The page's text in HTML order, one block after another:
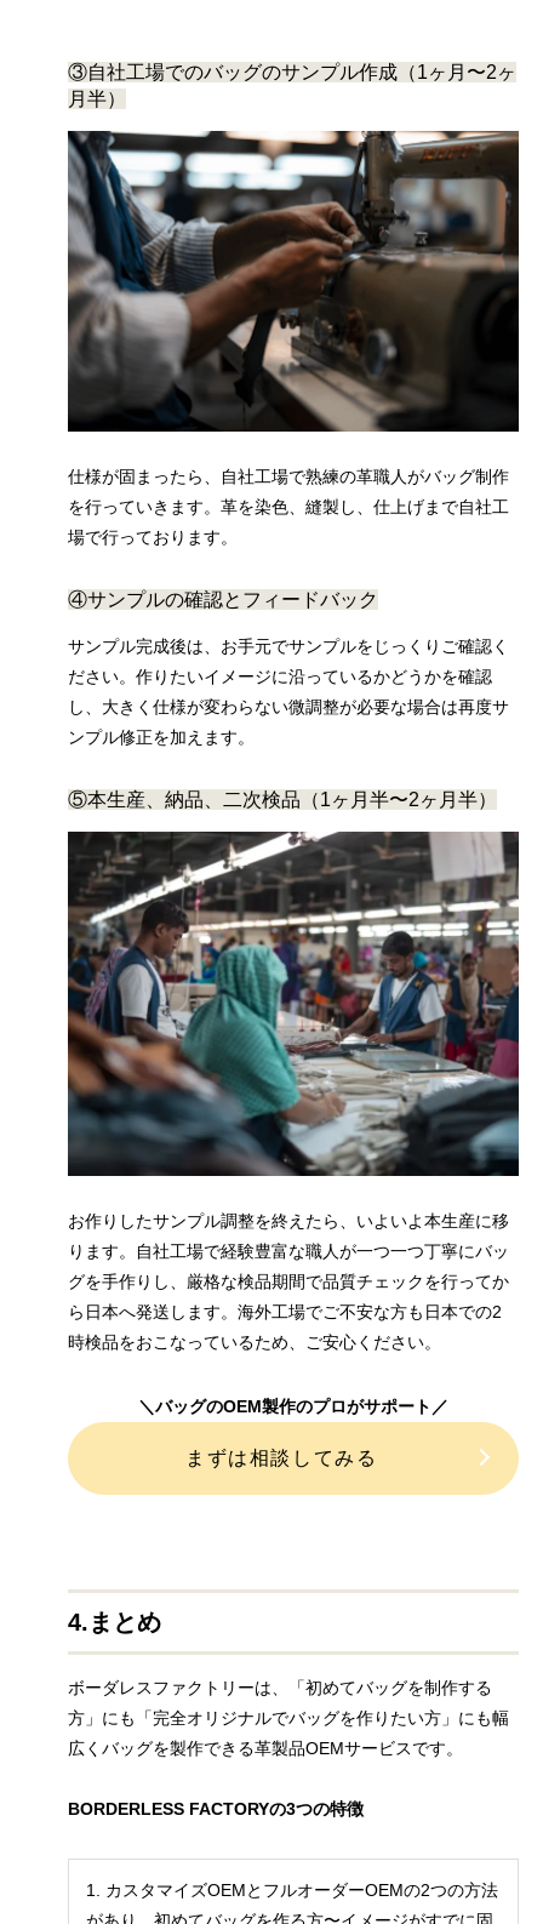
③自社工場でのバッグのサンプル作成（1ヶ月〜2ヶ
月半）
仕様が固まったら、自社工場で熟練の革職人がバッグ制作
を行っていきます。革を染色、縫製し、仕上げまで自社工
場で行っております。
④サンプルの確認とフィードバック
サンプル完成後は、お手元でサンプルをじっくりご確認く
ださい。作りたいイメージに沿っているかどうかを確認
し、大きく仕様が変わらない微調整が必要な場合は再度サ
ンプル修正を加えます。
⑤本生産、納品、二次検品（1ヶ月半〜2ヶ月半）
お作りしたサンプル調整を終えたら、いよいよ本生産に移
ります。自社工場で経験豊富な職人が一つ一つ丁寧にバッ
グを手作りし、厳格な検品期間で品質チェックを行ってか
ら日本へ発送します。海外工場でご不安な方も日本での2
時検品をおこなっているため、ご安心ください。
＼バッグのOEM製作のプロがサポート／
まずは相談してみる
4.まとめ
ボーダレスファクトリーは、「初めてバッグを制作する
方」にも「完全オリジナルでバッグを作りたい方」にも幅
広くバッグを製作できる革製品OEMサービスです。
BORDERLESS FACTORYの3つの特徴
1. カスタマイズOEMとフルオーダーOEMの2つの方法